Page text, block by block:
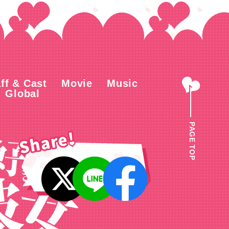
& Cast Movie
Music
Global
PAGE TOP